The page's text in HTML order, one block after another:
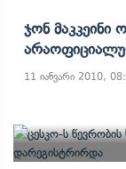
Ჯონ Მაკკეინი
11 იანვარი 2010,